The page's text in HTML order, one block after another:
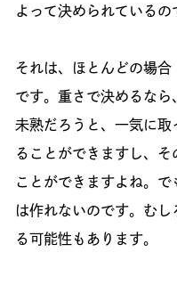
よって決められているの
それは、ほとんどの場合
です。重さで決めるな
未熟だろうと、一気に取
ることができますし、
ことができますよね。
は作れないのです。む
る可能性もあります。